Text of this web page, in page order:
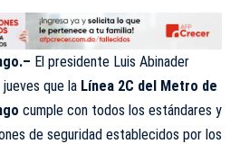
El presidente Luis Abinader
que la Línea 2C del Metro de
cumple con todos los estándares y
de seguridad establecidos por los